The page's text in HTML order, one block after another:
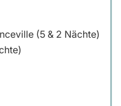
(5 & 2 Nächte)